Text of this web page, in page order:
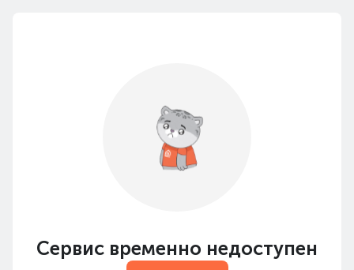
Сервис временно недоступен